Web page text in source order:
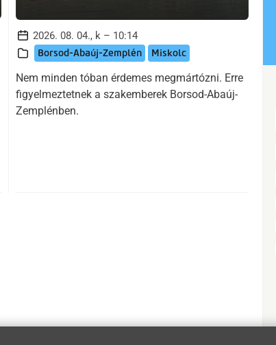
2026. 08. 04., k – 10:14
Borsod-Abaúj-Zemplén Miskolc
Nem minden tóban érdemes megmártózni. Erre
figyelmeztetnek a szakemberek Borsod-Abaúj-
Zemplénben.